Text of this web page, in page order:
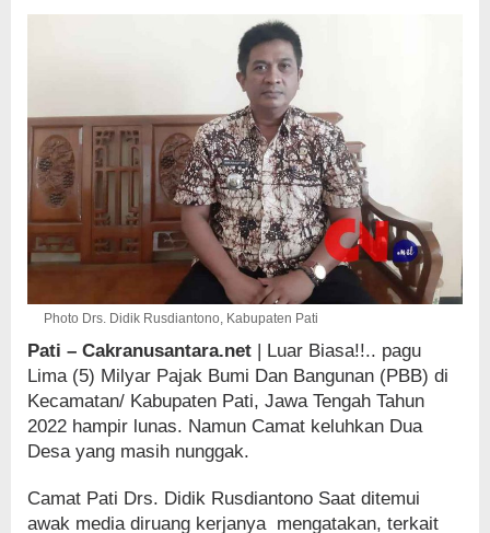
Photo Drs. Didik Rusdiantono, Kabupaten Pati
Pati – Cakranusantara.net | Luar Biasa!!.. pagu
Lima (5) Milyar Pajak Bumi Dan Bangunan (PBB) di
Kecamatan/ Kabupaten Pati, Jawa Tengah Tahun
2022 hampir lunas. Namun Camat keluhkan Dua
Desa yang masih nunggak.
Camat Pati Drs. Didik Rusdiantono Saat ditemui
awak media diruang kerjanya mengatakan, terkait